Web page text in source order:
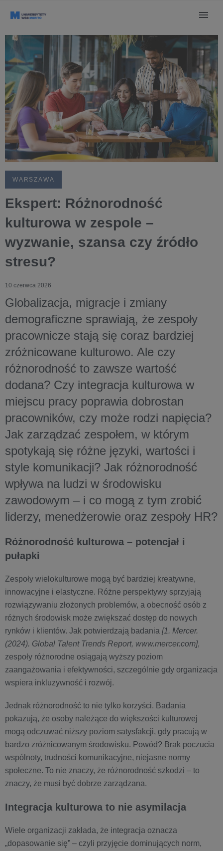
WARSZAWA
Ekspert: Różnorodność
kulturowa w zespole –
wyzwanie, szansa czy źródło
stresu?
10 czerwca 2026
Globalizacja, migracje i zmiany
demograficzne sprawiają, że zespoły
pracownicze stają się coraz bardziej
zróżnicowane kulturowo. Ale czy
różnorodność to zawsze wartość
dodana? Czy integracja kulturowa w
miejscu pracy poprawia dobrostan
pracowników, czy może rodzi napięcia?
Jak zarządzać zespołem, w którym
spotykają się różne języki, wartości i
style komunikacji? Jak różnorodność
wpływa na ludzi w środowisku
zawodowym – i co mogą z tym zrobić
liderzy, menedżerowie oraz zespoły HR?
Różnorodność kulturowa – potencjał i
pułapki
Zespoły wielokulturowe mogą być bardziej kreatywne,
innowacyjne i elastyczne. Różne perspektywy sprzyjają
rozwiązywaniu złożonych problemów, a obecność osób z
różnych środowisk może zwiększać dostęp do nowych
rynków i klientów. Jak potwierdzają badania [1. Mercer.
(2024). Global Talent Trends Report, www.mercer.com],
zespoły różnorodne osiągają wyższy poziom
zaangażowania i efektywności, szczególnie gdy organizacja
wspiera inkluzywność i rozwój.
Jednak różnorodność to nie tylko korzyści. Badania
pokazują, że osoby należące do większości kulturowej
mogą odczuwać niższy poziom satysfakcji, gdy pracują w
bardzo zróżnicowanym środowisku. Powód? Brak poczucia
wspólnoty, trudności komunikacyjne, niejasne normy
społeczne. To nie znaczy, że różnorodność szkodzi – to
znaczy, że musi być dobrze zarządzana.
Integracja kulturowa to nie asymilacja
Wiele organizacji zakłada, że integracja oznacza
„dopasowanie się” – czyli przyjęcie dominujących norm,